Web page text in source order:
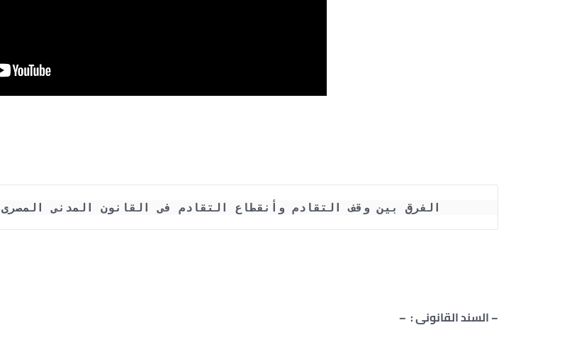
الفرق بين وقف التقادم وأنقطاع التقادم فى القانون المدنى المصرى
– السند القانونى : –